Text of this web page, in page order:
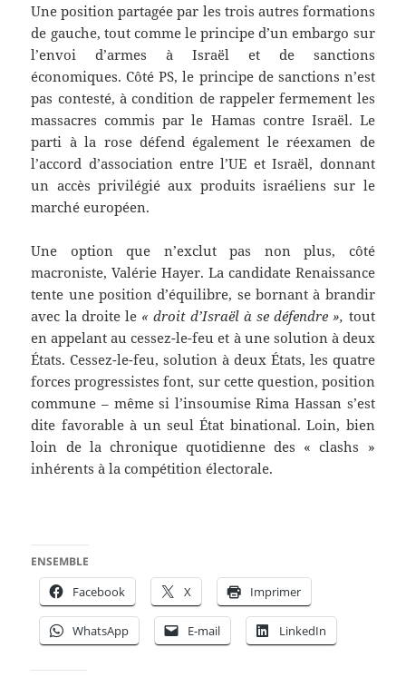
Une position partagée par les trois autres formations
de gauche, tout comme le principe d’un embargo sur
l’envoi d’armes à Israël et de sanctions
économiques. Côté PS, le principe de sanctions n’est
pas contesté, à condition de rappeler fermement les
massacres commis par le Hamas contre Israël. Le
parti à la rose défend également le réexamen de
l’accord d’association entre l’UE et Israël, donnant
un accès privilégié aux produits israéliens sur le
marché européen.
Une option que n’exclut pas non plus, côté
macroniste, Valérie Hayer. La candidate Renaissance
tente une position d’équilibre, se bornant à brandir
avec la droite le « droit d’Israël à se défendre », tout
en appelant au cessez-le-feu et à une solution à deux
États. Cessez-le-feu, solution à deux États, les quatre
forces progressistes font, sur cette question, position
commune – même si l’insoumise Rima Hassan s’est
dite favorable à un seul État binational. Loin, bien
loin de la chronique quotidienne des « clashs »
inhérents à la compétition électorale.
ENSEMBLE
Facebook X Imprimer
WhatsApp E-mail LinkedIn